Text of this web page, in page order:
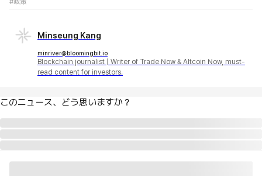
#政策
Minseung Kang
minriver@bloomingbit.io
Blockchain journalist | Writer of Trade Now & Altcoin Now, must-
read content for investors.
このニュース、どう思いますか？